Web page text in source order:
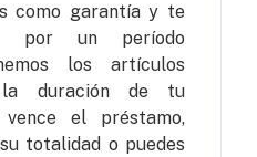
como garantía y te
por un período
los artículos
la duración de tu
vence el préstamo,
totalidad o puedes